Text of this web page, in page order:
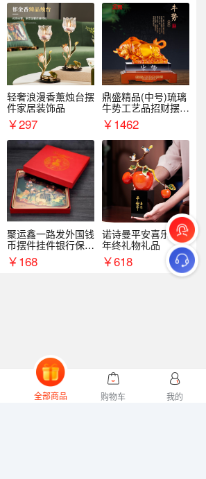
轻奢浪漫香薰烛台摆
件家居装饰品
￥297
鼎盛精品(中号)琉璃
牛势工艺品招财摆件
银行企业商务上市礼
品
￥1462
聚运鑫一路发外国钱
币摆件挂件银行保险
商务礼
￥168
诺诗曼平安喜乐摆件
年终礼物礼品
￥618
全部商品 购物车 我的